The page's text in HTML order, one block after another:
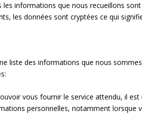
les informations que nous recueillons
les données sont cryptées ce qui
liste des informations que nous
vous fournir le service attendu, il
personnelles, notamment